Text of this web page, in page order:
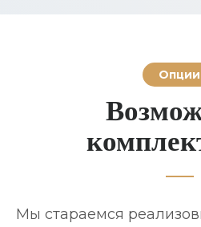
Опции
Мы стараемся